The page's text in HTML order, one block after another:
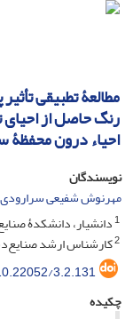
مطالعۀ تطبیقی
رنگ حاصل از
احیاء درون محفظۀ
نویسندگان
مهرنوش شفیعی سرارودی
1دانشیار، دانشکدۀ
2کارشناس ارشد
3.2.131
چکیده